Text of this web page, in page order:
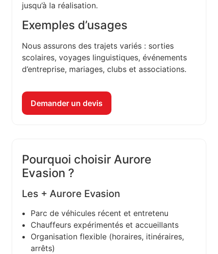
jusqu’à la réalisation.
Exemples d’usages
Nous assurons des trajets variés : sorties
scolaires, voyages linguistiques, événements
d’entreprise, mariages, clubs et associations.
Demander un devis
Pourquoi choisir Aurore
Evasion ?
Les + Aurore Evasion
Parc de véhicules récent et entretenu
Chauffeurs expérimentés et accueillants
Organisation flexible (horaires, itinéraires,
arrêts)